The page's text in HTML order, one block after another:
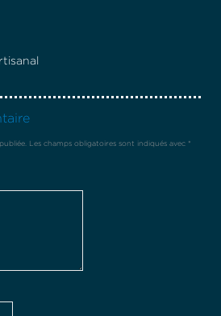
Les champs obligatoires sont indiqués avec *